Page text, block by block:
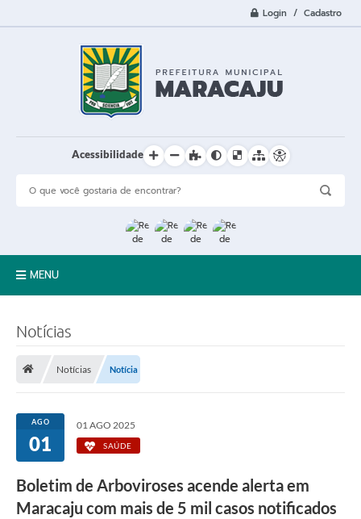
Login / Cadastro
Acessibilidade
MENU
LGPD
Licitações
Transparência
Notícias
Notícias Notícia
AGO
01
01 AGO 2025
SAÚDE
Boletim de Arboviroses acende alerta em
Maracaju com mais de 5 mil casos notificados